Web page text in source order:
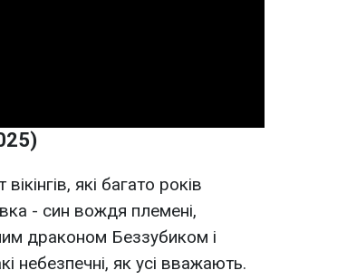
які багато років
- син вождя племені,
драконом Беззубиком і
небезпечні, як усі вважають.